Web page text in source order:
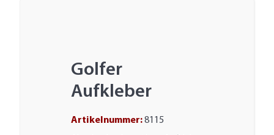
Golfer
Aufkleber
Artikelnummer:8115